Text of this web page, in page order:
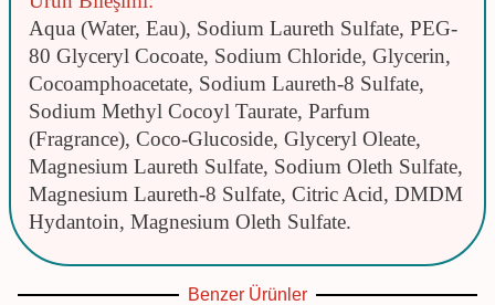
Aqua (Water, Eau), Sodium Laureth Sulfate, PEG-
80 Glyceryl Cocoate, Sodium Chloride, Glycerin,
Cocoamphoacetate, Sodium Laureth-8 Sulfate,
Sodium Methyl Cocoyl Taurate, Parfum
(Fragrance), Coco-Glucoside, Glyceryl Oleate,
Magnesium Laureth Sulfate, Sodium Oleth Sulfate,
Magnesium Laureth-8 Sulfate, Citric Acid, DMDM
Hydantoin, Magnesium Oleth Sulfate.
Benzer Ürünler